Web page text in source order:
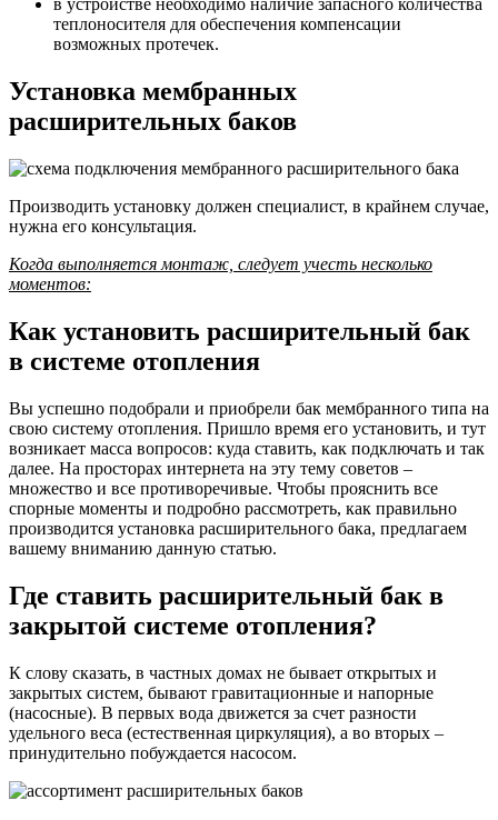
в устройстве необходимо наличие запасного количества
теплоносителя для обеспечения компенсации
возможных протечек.
Установка мембранных
расширительных баков
Производить установку должен специалист, в крайнем случае,
нужна его консультация.
Когда выполняется монтаж, следует учесть несколько
моментов:
Как установить расширительный бак
в системе отопления
Вы успешно подобрали и приобрели бак мембранного типа на
свою систему отопления. Пришло время его установить, и тут
возникает масса вопросов: куда ставить, как подключать и так
далее. На просторах интернета на эту тему советов –
множество и все противоречивые. Чтобы прояснить все
спорные моменты и подробно рассмотреть, как правильно
производится установка расширительного бака, предлагаем
вашему вниманию данную статью.
Где ставить расширительный бак в
закрытой системе отопления?
К слову сказать, в частных домах не бывает открытых и
закрытых систем, бывают гравитационные и напорные
(насосные). В первых вода движется за счет разности
удельного веса (естественная циркуляция), а во вторых –
принудительно побуждается насосом.